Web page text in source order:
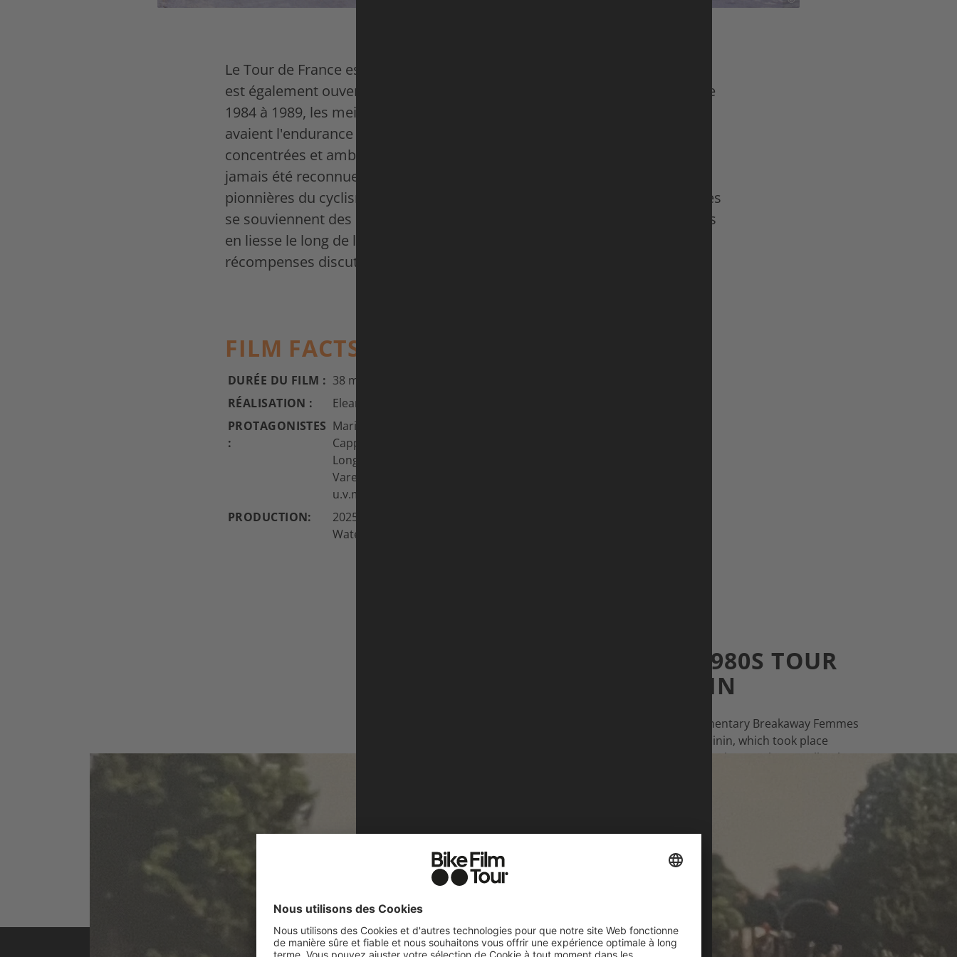
Le Tour de France est le rêve ultime de nombreux cyclistes. Depuis 2022, il
est également ouvert aux femmes. Seulement depuis 2022 ? Loin de là ! De
1984 à 1989, les meilleures cyclistes sur route ont en effet prouvé qu'elles
avaient l'endurance et la force nécessaires pour y participer. Toutes aussi
concentrées et ambitieuses que leurs homologues masculins, elles n'ont
jamais été reconnues à leur juste valeur. Dans Breakaway Femmes, ces
pionnières du cyclisme reviennent sur leurs années de Tour de France. Elles
se souviennent des duels légendaires pour le maillot jaune, des supporters
en liesse le long de la route, mais aussi des problèmes logistiques, des
récompenses discutables et des préjugés masculins.
FILM FACTS
DURÉE DU FILM : 38 min.
RÉALISATION :
Eleanor Sharpe
PROTAGONISTES
:
Maria Canins, Alessandra
Cappellotto, Susan Elias, Jeannie
Longo, Marianne Martin, Ines
Varenkamp-Carlsen, Kelly-Ann Way
u.v.m.
PRODUCTION:
2025, Australia, Goldynaut Pictures,
Waterbyrd Filmz
THE FORGOTTEN 1980S TOUR
DE FRANCE FÉMININ
(Almost) Forgotten Heroines: The documentary Breakaway Femmes
tells the story of the Tour de France Féminin, which took place
between 1984 and 1989. In our interview, Eleanor Sharpe talks about